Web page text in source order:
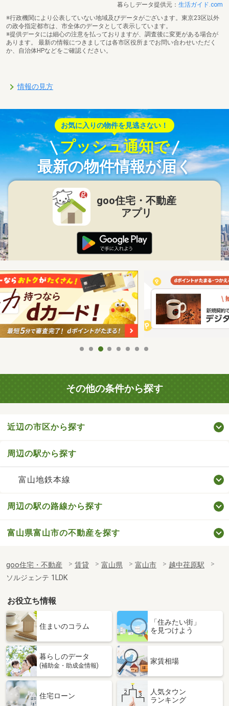
暮らしデータ提供元： 生活ガイド.com
※行政機関により公表していない地域及びデータがございます。東京23区以外
の政令指定都市は、市全体のデータとして表示しています。
※提供データには細心の注意を払っておりますが、調査後に変更がある場合が
あります。 最新の情報につきましては各市区役所までお問い合わせいただく
か、自治体HPなどをご確認ください。
情報の見方
お気に入りの物件を見逃さない！
プッシュ通知で
最新の物件情報が届く
goo住宅・不動産
アプリ
その他の条件から探す
近辺の市区から探す
周辺の駅から探す
富山地鉄本線
周辺の駅の路線から探す
富山県富山市の不動産を探す
goo住宅・不動産 賃貸 富山県 富山市
越中荏原駅
ソルジェンテ 1LDK
お役立ち情報
住まいのコラム
「住みたい街」
を見つけよう
暮らしのデータ
(補助金・助成金情報)
家賃相場
住宅ローン
人気タウン
ランキング